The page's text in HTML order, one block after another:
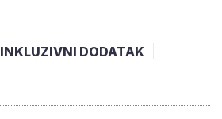
INKLUZIVNI DODATAK